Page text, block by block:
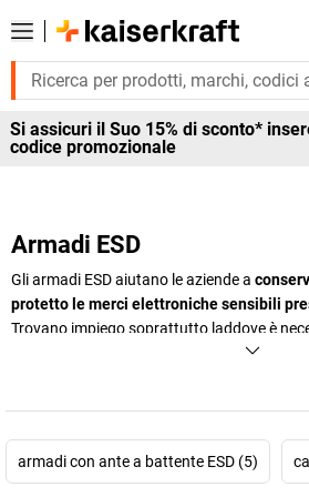
Si assicuri il Suo 15% di sconto*
codice promozionale
Armadi ESD
Gli armadi ESD aiutano le aziende a
protetto le merci elettroniche sensibili
Trovano impiego soprattutto laddove è
componenti, attrezzature di lavoro o parti
magazzino. Ciò facilita la gestione sicura
armadi con ante a battente ESD (5)